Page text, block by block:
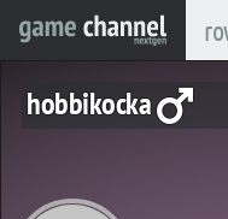
hobbikocka